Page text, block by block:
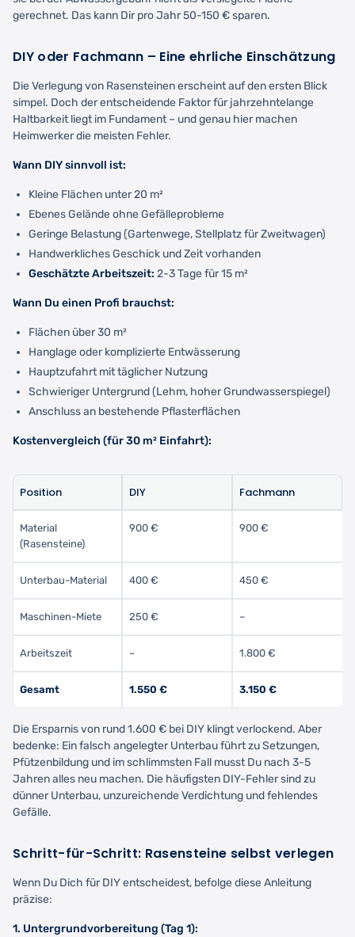
gerechnet. Das kann Dir pro Jahr 50-150 € sparen.
DIY oder Fachmann – Eine ehrliche Einschätzung
Die Verlegung von Rasensteinen erscheint auf den ersten Blick
simpel. Doch der entscheidende Faktor für jahrzehntelange
Haltbarkeit liegt im Fundament – und genau hier machen
Heimwerker die meisten Fehler.
Wann DIY sinnvoll ist:
Kleine Flächen unter 20 m²
Ebenes Gelände ohne Gefälleprobleme
Geringe Belastung (Gartenwege, Stellplatz für Zweitwagen)
Handwerkliches Geschick und Zeit vorhanden
Geschätzte Arbeitszeit: 2-3 Tage für 15 m²
Wann Du einen Profi brauchst:
Flächen über 30 m²
Hanglage oder komplizierte Entwässerung
Hauptzufahrt mit täglicher Nutzung
Schwieriger Untergrund (Lehm, hoher Grundwasserspiegel)
Anschluss an bestehende Pflasterflächen
Kostenvergleich (für 30 m² Einfahrt):
Position DIY Fachmann
Material
(Rasensteine)
900 € 900 €
Unterbau-Material 400 € 450 €
Maschinen-Miete 250 € –
Arbeitszeit – 1.800 €
Gesamt 1.550 € 3.150 €
Die Ersparnis von rund 1.600 € bei DIY klingt verlockend. Aber
bedenke: Ein falsch angelegter Unterbau führt zu Setzungen,
Pfützenbildung und im schlimmsten Fall musst Du nach 3-5
Jahren alles neu machen. Die häufigsten DIY-Fehler sind zu
dünner Unterbau, unzureichende Verdichtung und fehlendes
Gefälle.
Schritt-für-Schritt: Rasensteine selbst verlegen
Wenn Du Dich für DIY entscheidest, befolge diese Anleitung
präzise:
1. Untergrundvorbereitung (Tag 1):